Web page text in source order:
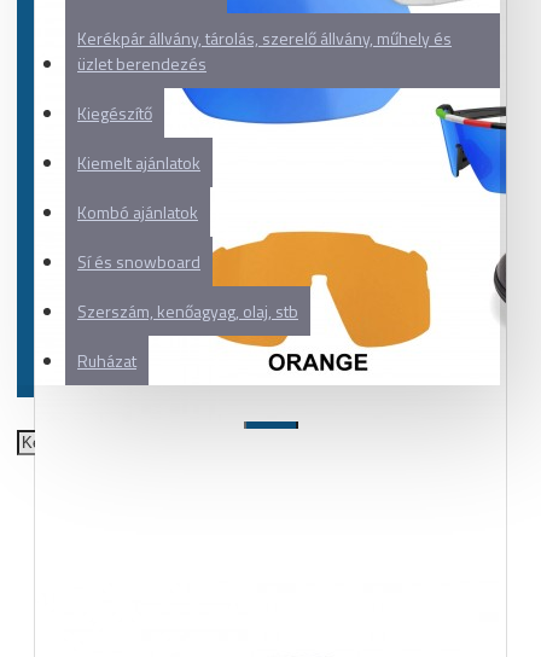
Kerékpár állvány, tárolás, szerelő állvány, műhely és
üzlet berendezés
Kiegészítő
Kiemelt ajánlatok
Kombó ajánlatok
Sí és snowboard
Szerszám, kenőagyag, olaj, stb
Ruházat